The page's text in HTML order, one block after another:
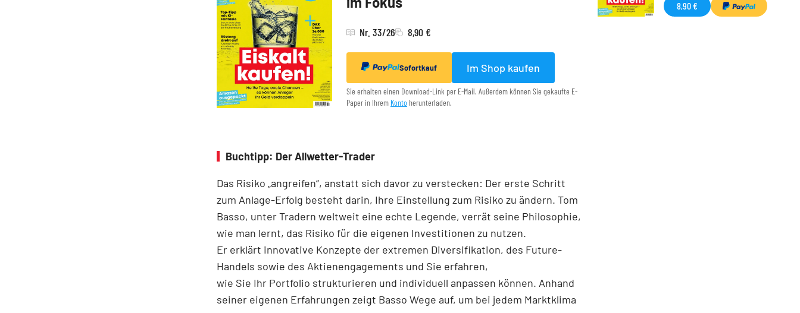
Nr. 33/26 8,90 €
Sofortkauf Im Shop kaufen
Sie erhalten einen Download-Link per E-Mail. Außerdem können Sie gekaufte E-
Paper in Ihrem Konto herunterladen.
Buchtipp: Der Allwetter-Trader
Das Risiko „angreifen“, anstatt sich davor zu verstecken: Der erste Schritt
zum Anlage-Erfolg besteht darin, Ihre Einstellung zum Risiko zu ändern. Tom
Basso, unter Tradern weltweit eine echte Legende, verrät seine Philosophie,
wie man lernt, das Risiko für die eigenen Investitionen zu nutzen.
Er erklärt innovative Konzepte der extremen Diversifikation, des Future-
Handels sowie des Aktienengagements und Sie erfahren,
wie Sie Ihr Portfolio strukturieren und individuell anpassen können. Anhand
seiner eigenen Erfahrungen zeigt Basso Wege auf, um bei jedem Marktklima
8,90 €